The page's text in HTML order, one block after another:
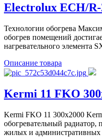
Electrolux ECH/
Технологии обогрева
обогрев помещений
нагревательного элемента
Описание товара
Kermi 11 FKO
Kermi FKO 11 300x2000
обогревательный радиатор,
жилых и